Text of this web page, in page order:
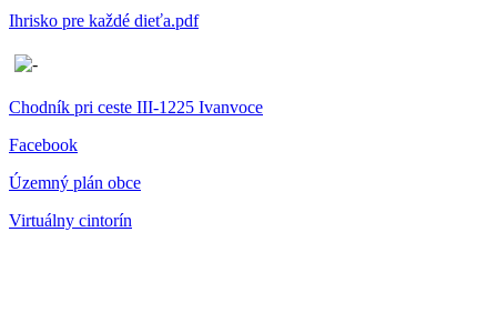
Ihrisko pre každé dieťa.pdf
Chodník pri ceste III-1225 Ivanvoce
Facebook
Územný plán obce
Virtuálny cintorín